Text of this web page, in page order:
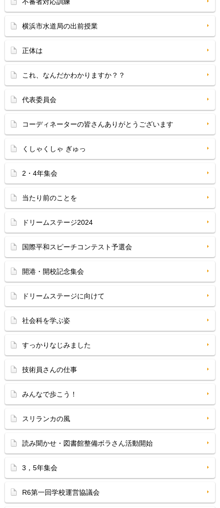
横浜市水道局の出前授業
正体は
これ、なんだかわかりますか？？
代表委員会
コーディネーターの皆さんありがとうございます
くしゃくしゃ ぎゅっ
2・4年集会
当たり前のことを
ドリームステージ2024
国際平和スピーチコンテスト予選会
開港・開校記念集会
ドリームステージに向けて
社会科を学ぶ姿
すっかりなじみました
技術員さんの仕事
みんなで歩こう！
スリランカの風
読み聞かせ・図書館整備ボラさん活動開始
3，5年集会
R6第一回学校運営協議会